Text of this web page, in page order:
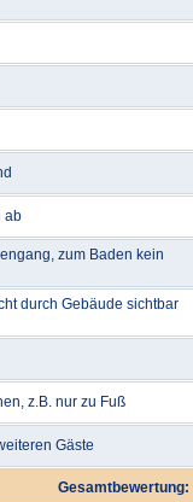
ab
zum Baden kein
durch Gebäude sichtbar
z.B. nur zu Fuß
Gäste
Gesamtbewertung: